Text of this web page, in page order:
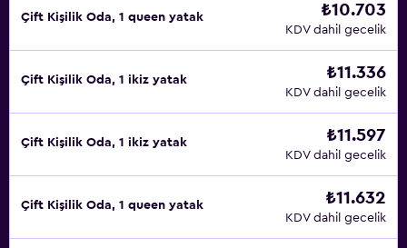
Çift ​Kişilik Oda, 1 queen yatak ₺10.703
KDV dahil gecelik
Çift ​Kişilik Oda, 1 ikiz yatak ₺11.336
KDV dahil gecelik
Çift ​Kişilik Oda, 1 ikiz yatak ₺11.597
KDV dahil gecelik
Çift ​Kişilik Oda, 1 queen yatak ₺11.632
KDV dahil gecelik